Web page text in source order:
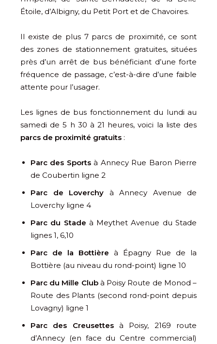
Étoile, d’Albigny, du Petit Port et de Chavoires.
Il existe de plus 7 parcs de proximité, ce sont
des zones de stationnement gratuites, situées
près d’un arrêt de bus bénéficiant d’une forte
fréquence de passage, c’est-à-dire d’une faible
attente pour l’usager.
Les lignes de bus fonctionnement du lundi au
samedi de 5 h 30 à 21 heures, voici la liste des
parcs de proximité gratuits :
Parc des Sportsà Annecy Rue Baron Pierre
de Coubertin ligne 2
Parc de Loverchy à Annecy Avenue de
Loverchy ligne 4
Parc du Stade à Meythet Avenue du Stade
lignes 1, 6,10
Parc de la Bottière à Épagny Rue de la
Bottière (au niveau du rond-point) ligne 10
Parc du Mille Club à Poisy Route de Monod –
Route des Plants (second rond-point depuis
Lovagny) ligne 1
Parc des Creusettes à Poisy, 2169 route
d’Annecy (en face du Centre commercial)